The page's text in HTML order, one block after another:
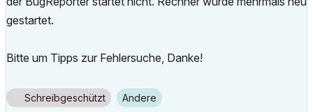
gestartet.
Bitte um Tipps zur Fehlersuche, Danke!
Schreibgeschützt Andere